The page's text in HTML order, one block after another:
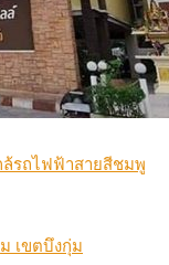
รถไฟฟ้าสายสีชมพู
เขตบึงกุ่ม